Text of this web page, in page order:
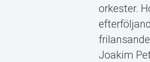
orkester.
Joakim